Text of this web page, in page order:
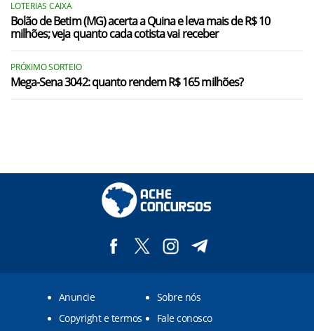
LOTERIAS CAIXA
Bolão de Betim (MG) acerta a Quina e leva mais de R$ 10
milhões; veja quanto cada cotista vai receber
PRÓXIMO SORTEIO
Mega-Sena 3042: quanto rendem R$ 165 milhões?
Anuncie
Sobre nós
Copyright e termos
Fale conosco